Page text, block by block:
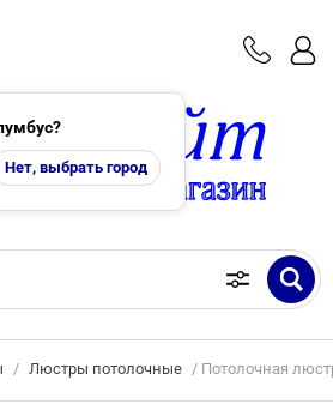
?
Нет, выбрать город
/ Люстры потолочные / Потолочная